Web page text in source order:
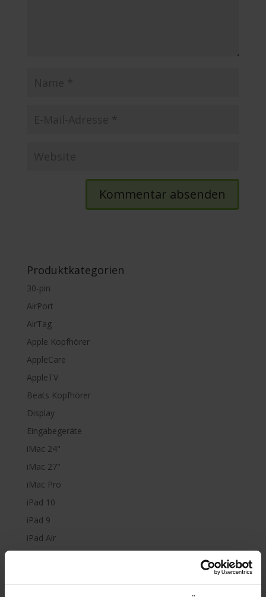
Produktkategorien
30-pin
AirPort
AirTag
Apple Kopfhörer
AppleCare
AppleTV
Beats Kopfhörer
Display
Eingabegeräte
iMac 24"
iMac 27"
iMac Pro
iPad 10
iPad 9
iPad Air